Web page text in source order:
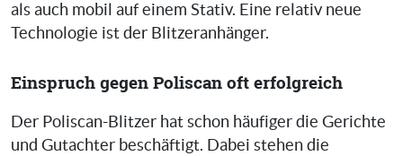
als auch mobil auf einem Stativ. Eine relativ neue
Technologie ist der Blitzeranhänger.
Einspruch gegen Poliscan oft erfolgreich
Der Poliscan-Blitzer hat schon häufiger die Gerichte
und Gutachter beschäftigt. Dabei stehen die